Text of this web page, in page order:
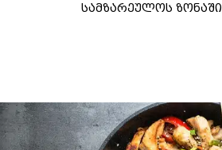
სამზარეულოს